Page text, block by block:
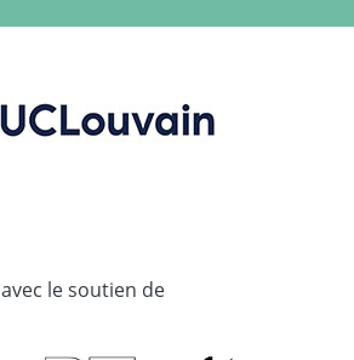
avec le soutien de